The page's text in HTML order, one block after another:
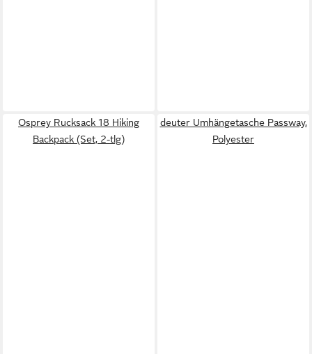
Osprey Rucksack 18 Hiking
Backpack (Set, 2-tlg)
deuter Umhängetasche Passway,
Polyester